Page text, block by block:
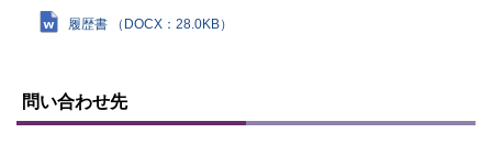
履歴書 （DOCX：28.0KB）
ッ問い合わせ先